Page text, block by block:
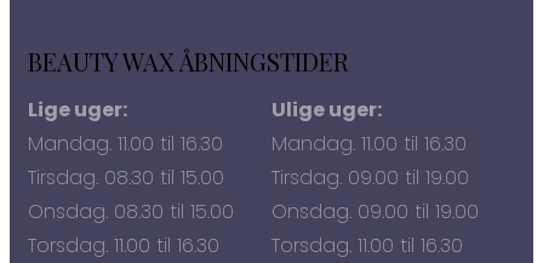
BEAUTY WAX ÅBNINGSTIDER
Lige uger:
Mandag. 11.00 til 16.30
Tirsdag. 08.30 til 15.00
Onsdag. 08.30 til 15.00
Torsdag. 11.00 til 16.30
Ulige uger:
Mandag. 11.00 til 16.30
Tirsdag. 09.00 til 19.00
Onsdag. 09.00 til 19.00
Torsdag. 11.00 til 16.30